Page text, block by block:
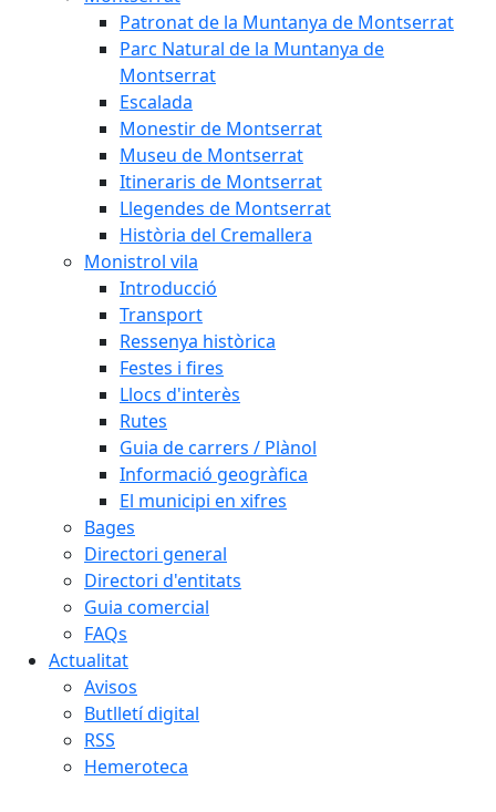
Patronat de la Muntanya de Montserrat
Parc Natural de la Muntanya de
Montserrat
Escalada
Monestir de Montserrat
Museu de Montserrat
Itineraris de Montserrat
Llegendes de Montserrat
Història del Cremallera
Monistrol vila
Introducció
Transport
Ressenya històrica
Festes i fires
Llocs d'interès
Rutes
Guia de carrers / Plànol
Informació geogràfica
El municipi en xifres
Bages
Directori general
Directori d'entitats
Guia comercial
FAQs
Actualitat
Avisos
Butlletí digital
RSS
Hemeroteca